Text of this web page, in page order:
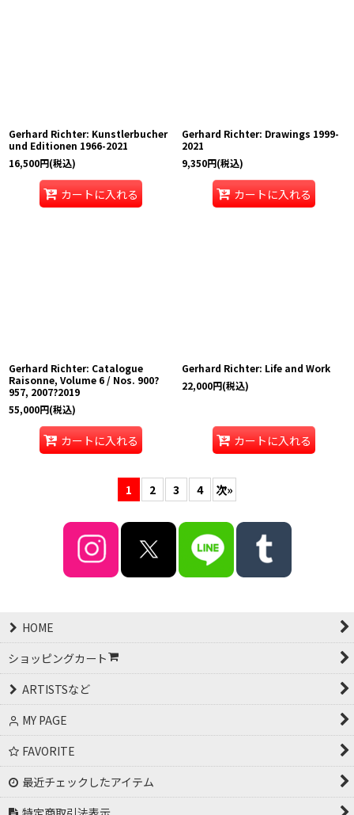
Gerhard Richter: Kunstlerbucher
und Editionen 1966-2021
16,500円(税込)
カートに入れる
Gerhard Richter: Drawings 1999-
2021
9,350円(税込)
カートに入れる
Gerhard Richter: Catalogue
Raisonne, Volume 6 / Nos. 900?
957, 2007?2019
55,000円(税込)
カートに入れる
Gerhard Richter: Life and Work
22,000円(税込)
カートに入れる
1 2 3 4 次»
HOME
ショッピングカート
ARTISTSなど
MY PAGE
FAVORITE
最近チェックしたアイテム